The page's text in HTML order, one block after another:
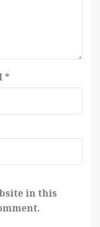
*
in this